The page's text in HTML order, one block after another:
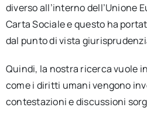
diverso all’interno dell’Unione
Carta Sociale e questo ha
dal punto di vista
Quindi, la nostra ricerca vuole
come i diritti umani vengono
contestazioni e discussioni